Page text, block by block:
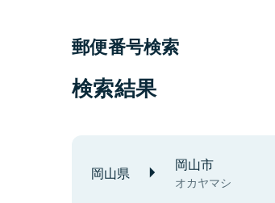
郵便番号検索
検索結果
岡山県 岡山市
オカヤマシ